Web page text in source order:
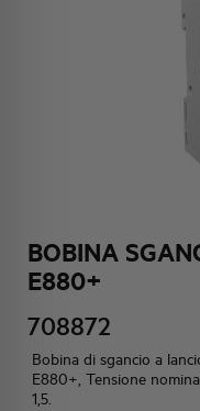
BOBINA
E880+
708872
Bobina di sgancio a
E880+, Tensione
1,5.
IDENTITÀ
ATTIVITÀ E